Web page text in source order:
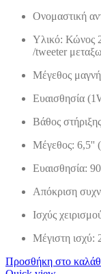
Ονομαστική
Υλικό: Κώνος
/tweeter
Μέγεθος
Ευαισθησία
Βάθος
Μέγεθος: 6,5''
Ευαισθησία:
Απόκριση
Ισχύς
Μέγιστη ισχύ:
Προσθήκη στο